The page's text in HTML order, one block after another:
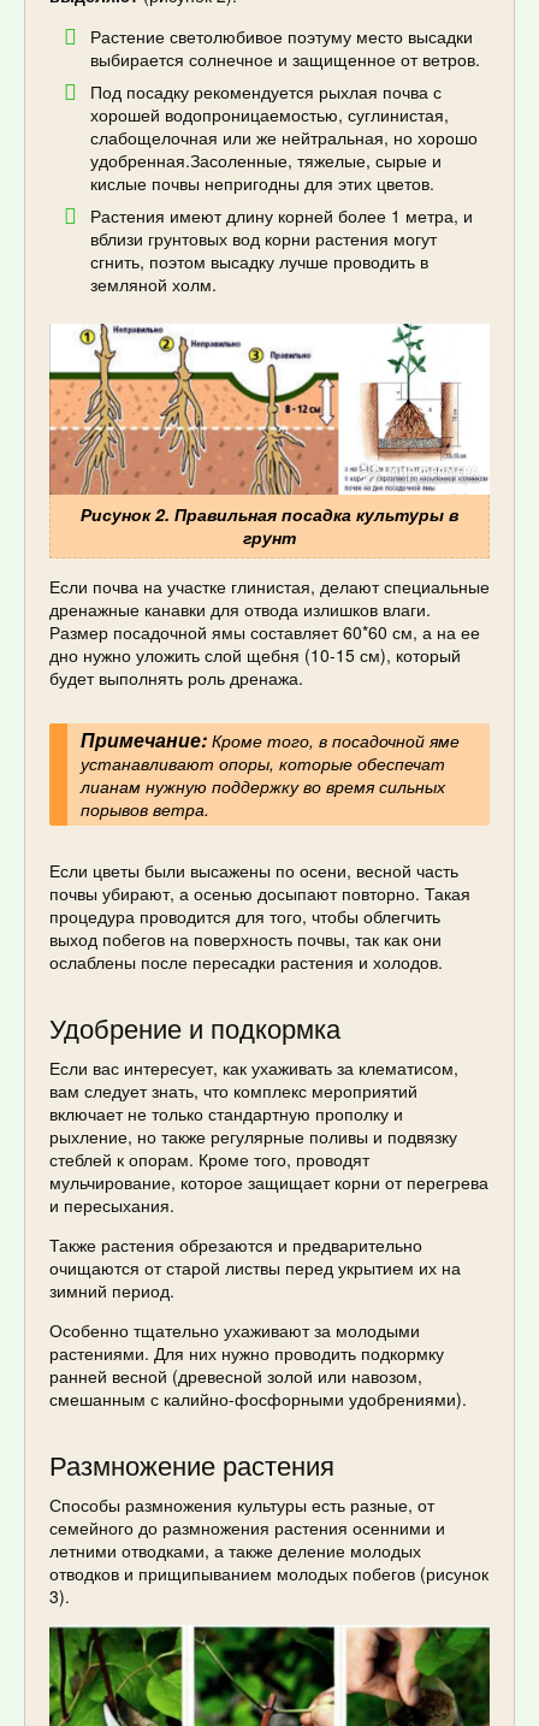
Растение светолюбивое поэтуму место высадки
выбирается солнечное и защищенное от ветров.
Под посадку рекомендуется рыхлая почва с
хорошей водопроницаемостью, суглинистая,
слабощелочная или же нейтральная, но хорошо
удобренная.Засоленные, тяжелые, сырые и
кислые почвы непригодны для этих цветов.
Растения имеют длину корней более 1 метра, и
вблизи грунтовых вод корни растения могут
сгнить, поэтом высадку лучше проводить в
земляной холм.
Рисунок 2. Правильная посадка культуры в
грунт
Если почва на участке глинистая, делают специальные
дренажные канавки для отвода излишков влаги.
Размер посадочной ямы составляет 60*60 см, а на ее
дно нужно уложить слой щебня (10-15 см), который
будет выполнять роль дренажа.
Примечание:Кроме того, в посадочной яме
устанавливают опоры, которые обеспечат
лианам нужную поддержку во время сильных
порывов ветра.
Если цветы были высажены по осени, весной часть
почвы убирают, а осенью досыпают повторно. Такая
процедура проводится для того, чтобы облегчить
выход побегов на поверхность почвы, так как они
ослаблены после пересадки растения и холодов.
Удобрение и подкормка
Если вас интересует, как ухаживать за клематисом,
вам следует знать, что комплекс мероприятий
включает не только стандартную прополку и
рыхление, но также регулярные поливы и подвязку
стеблей к опорам. Кроме того, проводят
мульчирование, которое защищает корни от перегрева
и пересыхания.
Также растения обрезаются и предварительно
очищаются от старой листвы перед укрытием их на
зимний период.
Особенно тщательно ухаживают за молодыми
растениями. Для них нужно проводить подкормку
ранней весной (древесной золой или навозом,
смешанным с калийно-фосфорными удобрениями).
Размножение растения
Способы размножения культуры есть разные, от
семейного до размножения растения осенними и
летними отводками, а также деление молодых
отводков и прищипыванием молодых побегов (рисунок
3).